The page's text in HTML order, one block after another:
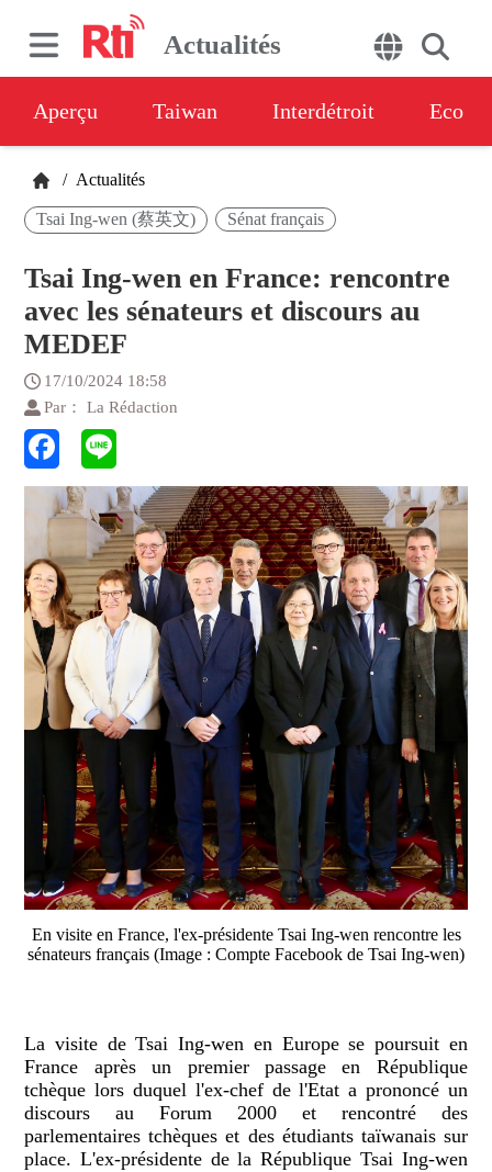
Actualités
Aperçu Taiwan Interdétroit Eco
/ Actualités
Tsai Ing-wen (蔡英文) Sénat français
Tsai Ing-wen en France: rencontre
avec les sénateurs et discours au
MEDEF
17/10/2024 18:58
Par： La Rédaction
En visite en France, l'ex-présidente Tsai Ing-wen rencontre les
sénateurs français (Image : Compte Facebook de Tsai Ing-wen)
La visite de Tsai Ing-wen en Europe se poursuit en
France après un premier passage en République
tchèque lors duquel l'ex-chef de l'Etat a prononcé un
discours au Forum 2000 et rencontré des
parlementaires tchèques et des étudiants taïwanais sur
place. L'ex-présidente de la République Tsai Ing-wen